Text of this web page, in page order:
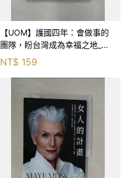
【UOM】護國四年：會做事的
團隊，盼台灣成為幸福之地_蘇
貞昌 feat. 行政團隊, 謝其濬
NT$ 159